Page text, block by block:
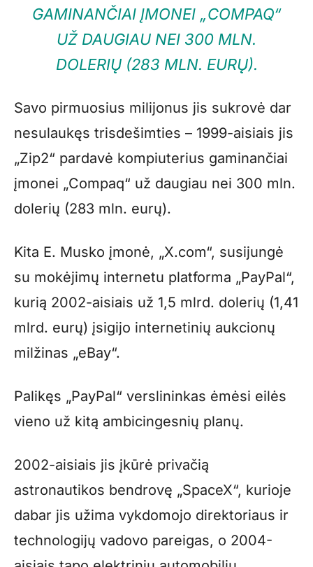
GAMINANČIAI ĮMONEI „COMPAQ“
UŽ DAUGIAU NEI 300 MLN.
DOLERIŲ (283 MLN. EURŲ).
Savo pirmuosius milijonus jis sukrovė dar
nesulaukęs trisdešimties – 1999-aisiais jis
„Zip2“ pardavė kompiuterius gaminančiai
įmonei „Compaq“ už daugiau nei 300 mln.
dolerių (283 mln. eurų).
Kita E. Musko įmonė, „X.com“, susijungė
su mokėjimų internetu platforma „PayPal“,
kurią 2002-aisiais už 1,5 mlrd. dolerių (1,41
mlrd. eurų) įsigijo internetinių aukcionų
milžinas „eBay“.
Palikęs „PayPal“ verslininkas ėmėsi eilės
vieno už kitą ambicingesnių planų.
2002-aisiais jis įkūrė privačią
astronautikos bendrovę „SpaceX“, kurioje
dabar jis užima vykdomojo direktoriaus ir
technologijų vadovo pareigas, o 2004-